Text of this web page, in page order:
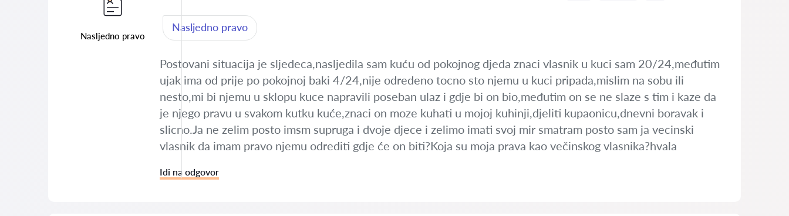
Nasljedno pravo
Nasljedno pravo
Postovani situacija je sljedeca,nasljedila sam kuću od pokojnog djeda znaci vlasnik u kuci sam 20/24,međutim
ujak ima od prije po pokojnoj baki 4/24,nije odredeno tocno sto njemu u kuci pripada,mislim na sobu ili
nesto,mi bi njemu u sklopu kuce napravili poseban ulaz i gdje bi on bio,međutim on se ne slaze s tim i kaze da
je njego pravu u svakom kutku kuće,znaci on moze kuhati u mojoj kuhinji,djeliti kupaonicu,dnevni boravak i
slicno.Ja ne zelim posto imsm supruga i dvoje djece i zelimo imati svoj mir smatram posto sam ja vecinski
vlasnik da imam pravo njemu odrediti gdje će on biti?Koja su moja prava kao večinskog vlasnika?hvala
Idi na odgovor